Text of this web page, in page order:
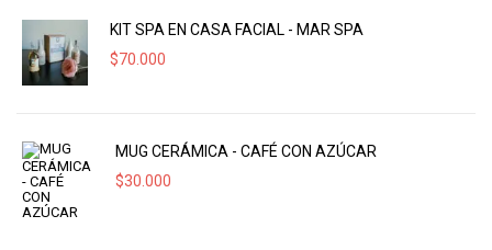
KIT SPA EN CASA FACIAL - MAR SPA
$70.000
MUG CERÁMICA - CAFÉ CON AZÚCAR
$30.000